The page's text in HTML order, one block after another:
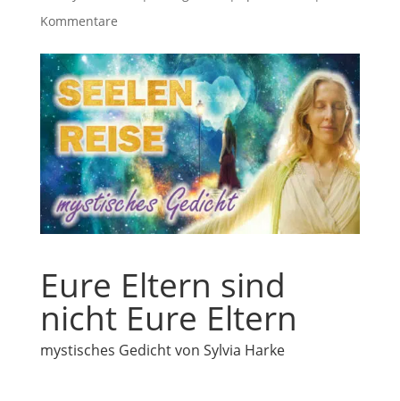
Kommentare
Eure Eltern sind
nicht Eure Eltern
mystisches Gedicht von Sylvia Harke